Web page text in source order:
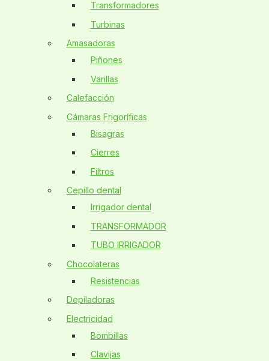
Transformadores
Turbinas
Amasadoras
Piñones
Varillas
Calefacción
Cámaras Frigoríficas
Bisagras
Cierres
Filtros
Cepillo dental
Irrigador dental
TRANSFORMADOR
TUBO IRRIGADOR
Chocolateras
Resistencias
Depiladoras
Electricidad
Bombillas
Clavijas